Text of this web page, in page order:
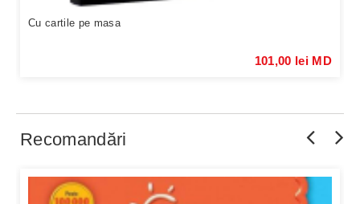
Cu cartile pe masa
101,00 lei MD
Recomandări